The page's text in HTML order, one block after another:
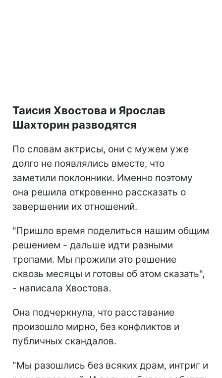
Таисия Хвостова и Ярослав
Шахторин разводятся
По словам актрисы, они с мужем уже
долго не появлялись вместе, что
заметили поклонники. Именно поэтому
она решила откровенно рассказать о
завершении их отношений.
"Пришло время поделиться нашим общим
решением - дальше идти разными
тропами. Мы прожили это решение
сквозь месяцы и готовы об этом сказать",
- написала Хвостова.
Она подчеркнула, что расставание
произошло мирно, без конфликтов и
публичных скандалов.
"Мы разошлись без всяких драм, интриг и